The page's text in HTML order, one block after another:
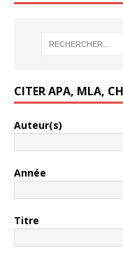
CITER APA, MLA,
Auteur(s)
Année
Titre